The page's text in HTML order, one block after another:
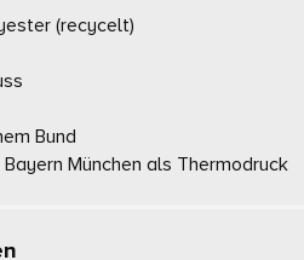
(recycelt)
Bund
München als Thermodruck